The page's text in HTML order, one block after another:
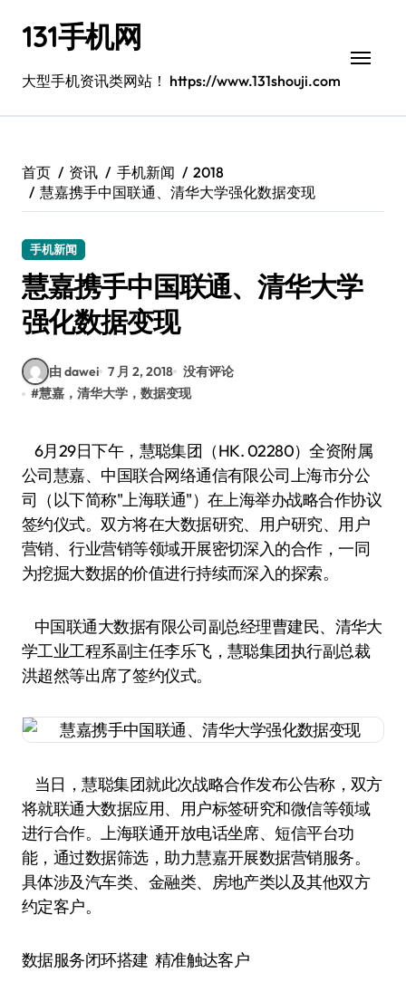
131手机网
大型手机资讯类网站！ https://www.131shouji.com
首页 资讯 手机新闻
2018
慧嘉携手中国联通、清华大学强化数据变现
手机新闻
慧嘉携手中国联通、清华大学
强化数据变现
由 dawei 7 月 2, 2018 没有评论
#慧嘉，清华大学，数据变现
6月29日下午，慧聪集团（HK. 02280）全资附属
公司慧嘉、中国联合网络通信有限公司上海市分公
司（以下简称"上海联通"）在上海举办战略合作协议
签约仪式。双方将在大数据研究、用户研究、用户
营销、行业营销等领域开展密切深入的合作，一同
为挖掘大数据的价值进行持续而深入的探索。
中国联通大数据有限公司副总经理曹建民、清华大
学工业工程系副主任李乐飞，慧聪集团执行副总裁
洪超然等出席了签约仪式。
当日，慧聪集团就此次战略合作发布公告称，双方
将就联通大数据应用、用户标签研究和微信等领域
进行合作。上海联通开放电话坐席、短信平台功
能，通过数据筛选，助力慧嘉开展数据营销服务。
具体涉及汽车类、金融类、房地产类以及其他双方
约定客户。
数据服务闭环搭建 精准触达客户